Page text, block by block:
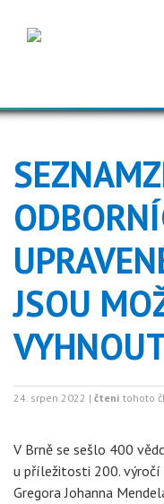
JSOU
24. srpen 2022 | čtení tohoto
V Brně se sešlo 400
u příležitosti 200.
Gregora Johanna